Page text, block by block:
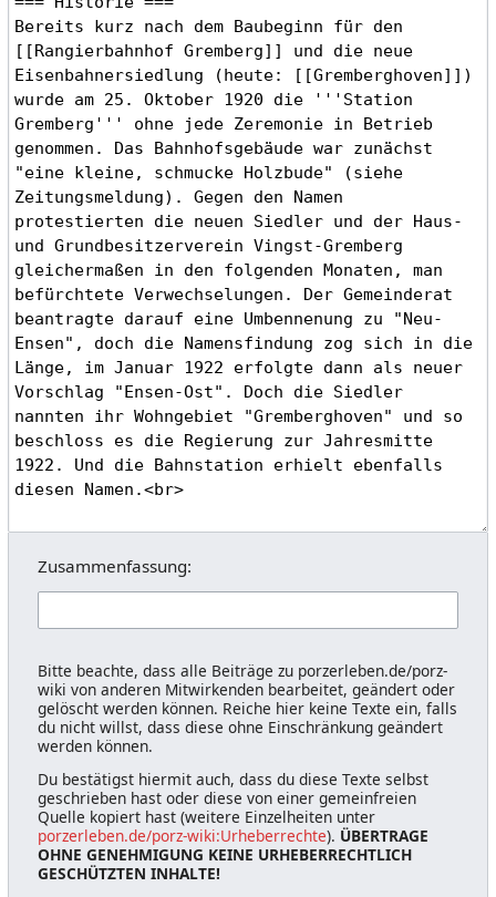
Zusammenfassung:
Bitte beachte, dass alle Beiträge zu porzerleben.de/porz-
wiki von anderen Mitwirkenden bearbeitet, geändert oder
gelöscht werden können. Reiche hier keine Texte ein, falls
du nicht willst, dass diese ohne Einschränkung geändert
werden können.
Du bestätigst hiermit auch, dass du diese Texte selbst
geschrieben hast oder diese von einer gemeinfreien
Quelle kopiert hast (weitere Einzelheiten unter
porzerleben.de/porz-wiki:Urheberrechte). ÜBERTRAGE
OHNE GENEHMIGUNG KEINE URHEBERRECHTLICH
GESCHÜTZTEN INHALTE!